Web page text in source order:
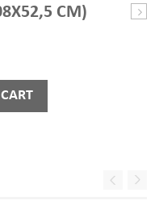
СМ)